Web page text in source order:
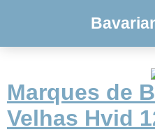
Marques de
Velhas Hvid